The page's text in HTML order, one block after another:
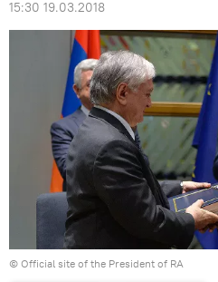
15:30 19.03.2018
© Official site of the President of RA